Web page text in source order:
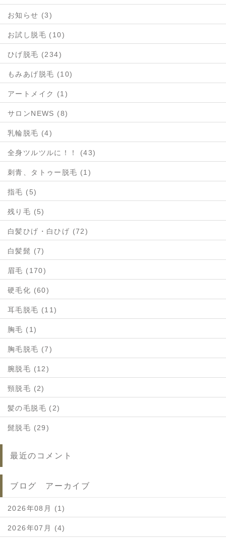
お知らせ (3)
お試し脱毛 (10)
ひげ脱毛 (234)
もみあげ脱毛 (10)
アートメイク (1)
サロンNEWS (8)
乳輪脱毛 (4)
全身ツルツルに！！ (43)
刺青、タトゥー脱毛 (1)
指毛 (5)
残り毛 (5)
白髪ひげ・白ひげ (72)
白髪髭 (7)
眉毛 (170)
硬毛化 (60)
耳毛脱毛 (11)
胸毛 (1)
胸毛脱毛 (7)
腕脱毛 (12)
頸脱毛 (2)
髪の毛脱毛 (2)
髭脱毛 (29)
最近のコメント
ブログ アーカイブ
2026年08月 (1)
2026年07月 (4)